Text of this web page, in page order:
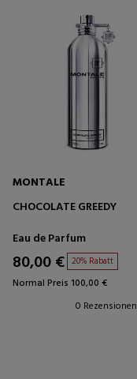
MONTALE
CHOCOLATE GREEDY
Eau de Parfum
80,00 € 20% Rabatt
Normal Preis 100,00 €
0 Rezensionen